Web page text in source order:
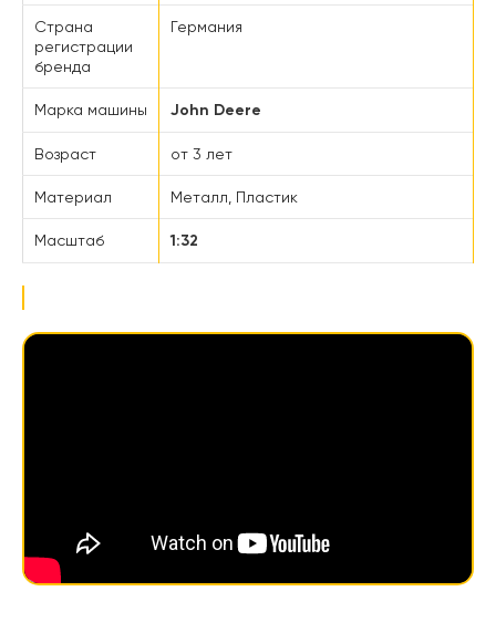
Страна
регистрации
бренда
Германия
Марка машины John Deere
Возраст от 3 лет
Материал Металл, Пластик
Масштаб 1:32